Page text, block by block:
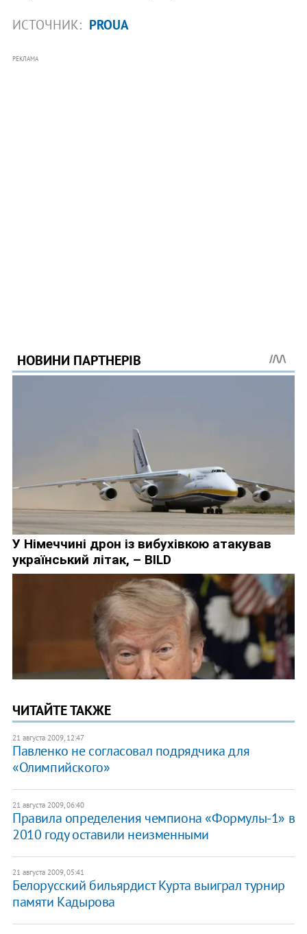
ИСТОЧНИК: PROUA
РЕКЛАМА
ЧИТАЙТЕ ТАКЖЕ
21 августа 2009, 12:47
Павленко не согласовал подрядчика для
«Олимпийского»
21 августа 2009, 06:40
Правила определения чемпиона «Формулы-1» в
2010 году оставили неизменными
21 августа 2009, 05:41
Белорусский бильярдист Курта выиграл турнир
памяти Кадырова